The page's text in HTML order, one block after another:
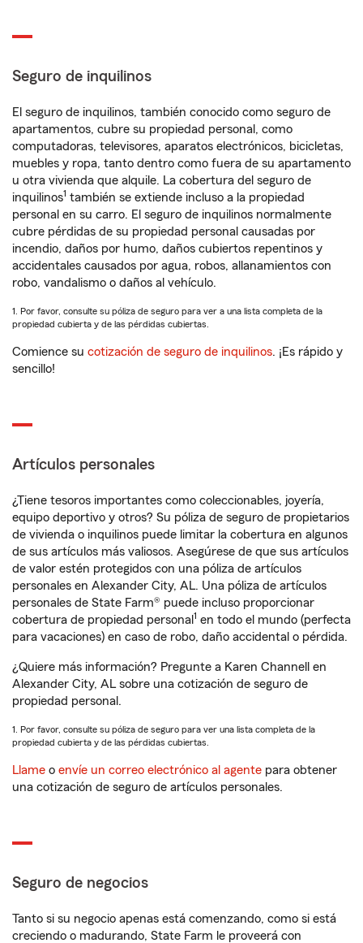
Seguro de inquilinos
El seguro de inquilinos, también conocido como seguro de
apartamentos, cubre su propiedad personal, como
computadoras, televisores, aparatos electrónicos, bicicletas,
muebles y ropa, tanto dentro como fuera de su apartamento
u otra vivienda que alquile. La cobertura del seguro de
inquilinos1 también se extiende incluso a la propiedad
personal en su carro. El seguro de inquilinos normalmente
cubre pérdidas de su propiedad personal causadas por
incendio, daños por humo, daños cubiertos repentinos y
accidentales causados por agua, robos, allanamientos con
robo, vandalismo o daños al vehículo.
1. Por favor, consulte su póliza de seguro para ver a una lista completa de la
propiedad cubierta y de las pérdidas cubiertas.
Comience su cotización de seguro de inquilinos. ¡Es rápido y
sencillo!
Artículos personales
¿Tiene tesoros importantes como coleccionables, joyería,
equipo deportivo y otros? Su póliza de seguro de propietarios
de vivienda o inquilinos puede limitar la cobertura en algunos
de sus artículos más valiosos. Asegúrese de que sus artículos
de valor estén protegidos con una póliza de artículos
personales en Alexander City, AL. Una póliza de artículos
personales de State Farm® puede incluso proporcionar
cobertura de propiedad personal 1 en todo el mundo (perfecta
para vacaciones) en caso de robo, daño accidental o pérdida.
¿Quiere más información? Pregunte a Karen Channell en
Alexander City, AL sobre una cotización de seguro de
propiedad personal.
1. Por favor, consulte su póliza de seguro para ver una lista completa de la
propiedad cubierta y de las pérdidas cubiertas.
Llame o envíe un correo electrónico al agente para obtener
una cotización de seguro de artículos personales.
Seguro de negocios
Tanto si su negocio apenas está comenzando, como si está
creciendo o madurando, State Farm le proveerá con